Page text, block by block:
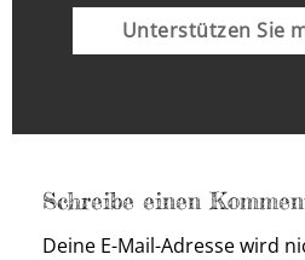
Unterstützen Sie
Schreibe einen
Deine E-Mail-Adresse wird